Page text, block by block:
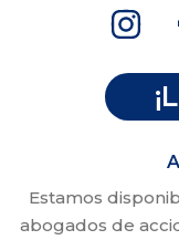
Estamos
abogados de